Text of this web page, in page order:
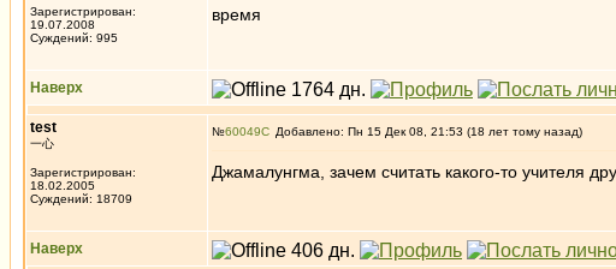
Зарегистрирован:
19.07.2008
Суждений: 995
время
Наверх
test
一心
Зарегистрирован:
18.02.2005
Суждений: 18709
№60049 Добавлено: Пн 15 Дек 08, 21:53 (18 лет тому назад)
Джамалунгма, зачем считать какого-то учителя
Наверх